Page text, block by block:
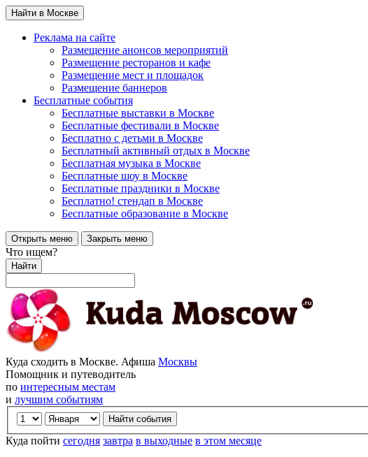
Найти в Москве
Реклама на сайте
Размещение анонсов мероприятий
Размещение ресторанов и кафе
Размещение мест и площадок
Размещение баннеров
Бесплатные события
Бесплатные выставки в Москве
Бесплатные фестивали в Москве
Бесплатно с детьми в Москве
Бесплатный активный отдых в Москве
Бесплатная музыка в Москве
Бесплатные шоу в Москве
Бесплатные праздники в Москве
Бесплатно! стендап в Москве
Бесплатные образование в Москве
Открыть меню Закрыть меню
Что ищем?
Найти
Куда сходить в Москве. Афиша Москвы
Помощник и путеводитель
по интересным местам
и лучшим событиям
Куда пойти сегодня завтра в выходные в этом месяце